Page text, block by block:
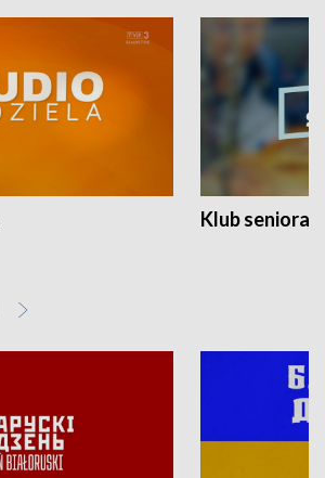
Klub seniora